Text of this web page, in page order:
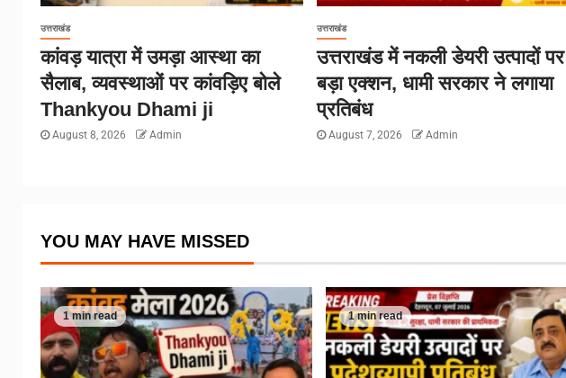
उत्तराखंड
कांवड़ यात्रा में उमड़ा आस्था का
सैलाब, व्यवस्थाओं पर कांवड़िए बोले
Thankyou Dhami ji
August 8, 2026 Admin
उत्तराखंड
उत्तराखंड में नकली डेयरी उत्पादों पर
बड़ा एक्शन, धामी सरकार ने लगाया
प्रतिबंध
August 7, 2026 Admin
YOU MAY HAVE MISSED
1 min read 1 min read